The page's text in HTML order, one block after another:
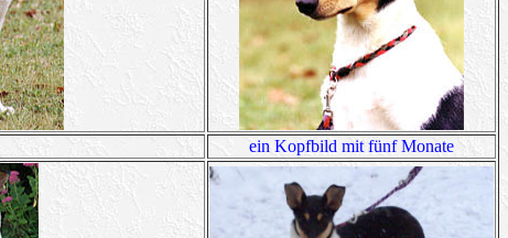
ein Kopfbild mit fünf Monate